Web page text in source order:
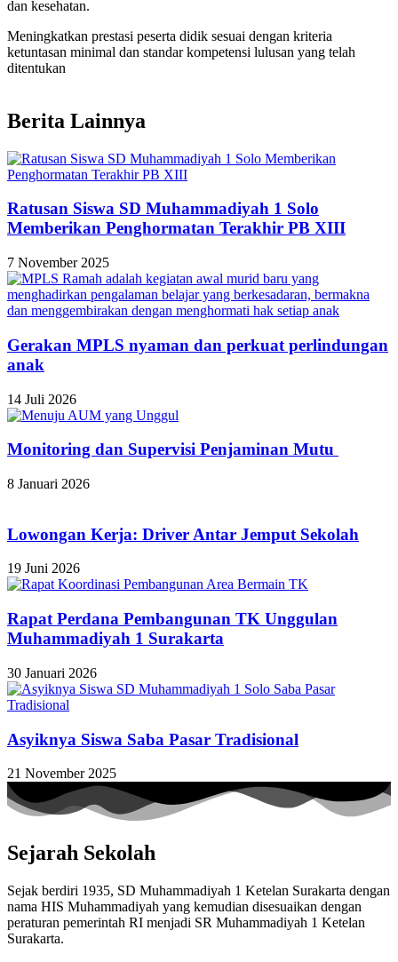
dan kesehatan.
Meningkatkan prestasi peserta didik sesuai dengan kriteria
ketuntasan minimal dan standar kompetensi lulusan yang telah
ditentukan
Berita Lainnya
Ratusan Siswa SD Muhammadiyah 1 Solo
Memberikan Penghormatan Terakhir PB XIII
7 November 2025
Gerakan MPLS nyaman dan perkuat perlindungan
anak
14 Juli 2026
Monitoring dan Supervisi Penjaminan Mutu
8 Januari 2026
Lowongan Kerja: Driver Antar Jemput Sekolah
19 Juni 2026
Rapat Perdana Pembangunan TK Unggulan
Muhammadiyah 1 Surakarta
30 Januari 2026
Asyiknya Siswa Saba Pasar Tradisional
21 November 2025
Sejarah Sekolah
Sejak berdiri 1935, SD Muhammadiyah 1 Ketelan Surakarta dengan
nama HIS Muhammadiyah yang kemudian disesuaikan dengan
peraturan pemerintah RI menjadi SR Muhammadiyah 1 Ketelan
Surakarta.